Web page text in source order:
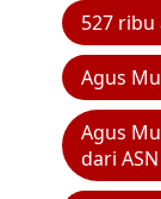
527
Agus
Agus
dari ASN